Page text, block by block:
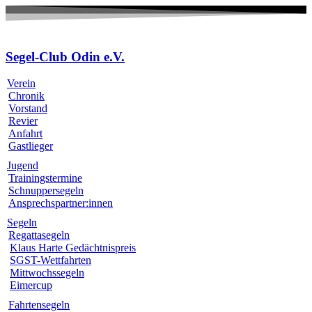
Zum
Inhalt
Segel-Club Odin e.V.
Verein
Chronik
Vorstand
Revier
Anfahrt
Gastlieger
Jugend
Trainingstermine
Schnuppersegeln
Ansprechspartner:innen
Segeln
Regattasegeln
Klaus Harte Gedächtnispreis
SGST-Wettfahrten
Mittwochssegeln
Eimercup
Fahrtensegeln